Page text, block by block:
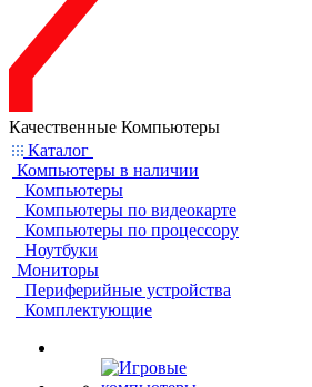
Качественные Компьютеры
Каталог
Компьютеры в наличии
Компьютеры
Компьютеры по видеокарте
Компьютеры по процессору
Ноутбуки
Мониторы
Периферийные устройства
Комплектующие